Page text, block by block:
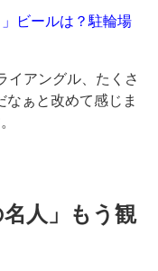
ビールは？駐輪場
イアングル、たくさ
なぁと改めて感じま
人」もう観